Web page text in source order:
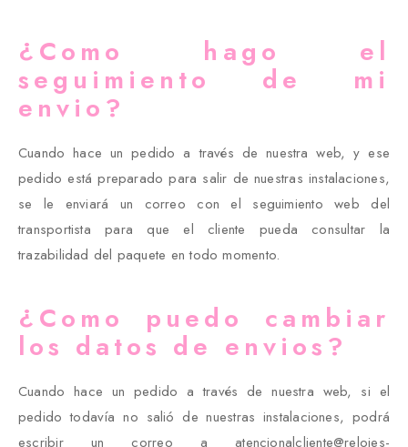
¿Como hago el
seguimiento de mi
envio?
Cuando hace un pedido a través de nuestra web, y ese
pedido está preparado para salir de nuestras instalaciones,
se le enviará un correo con el seguimiento web del
transportista para que el cliente pueda consultar la
trazabilidad del paquete en todo momento.
¿Como puedo cambiar
los datos de envios?
Cuando hace un pedido a través de nuestra web, si el
pedido todavía no salió de nuestras instalaciones, podrá
escribir un correo a atencionalcliente@relojes-